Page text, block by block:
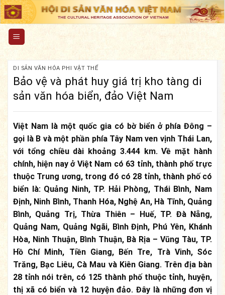
Skip
to
content
DI SẢN VĂN HÓA PHI VẬT THỂ
Bảo vệ và phát huy giá trị kho tàng di
sản văn hóa biển, đảo Việt Nam
Việt Nam là một quốc gia có bờ biển ở phía Đông –
gọi là B và một phần phía Tây Nam ven vịnh Thái Lan,
với tổng chiều dài khoảng 3.444 km. Về mặt hành
chính, hiện nay ở Việt Nam có 63 tỉnh, thành phố trực
thuộc Trung ương, trong đó có 28 tỉnh, thành phố có
biển là: Quảng Ninh, TP. Hải Phòng, Thái Bình, Nam
Định, Ninh Bình, Thanh Hóa, Nghệ An, Hà Tĩnh, Quảng
Bình, Quảng Trị, Thừa Thiên – Huế, TP. Đà Nẵng,
Quảng Nam, Quảng Ngãi, Bình Định, Phú Yên, Khánh
Hòa, Ninh Thuận, Bình Thuận, Bà Rịa – Vũng Tàu, TP.
Hồ Chí Minh, Tiền Giang, Bến Tre, Trà Vinh, Sóc
Trăng, Bạc Liêu, Cà Mau và Kiên Giang. Trên địa bàn
28 tỉnh nói trên, có 125 thành phố thuộc tỉnh, huyện,
thị xã có biển và 12 huyện đảo. Đây là những đơn vị